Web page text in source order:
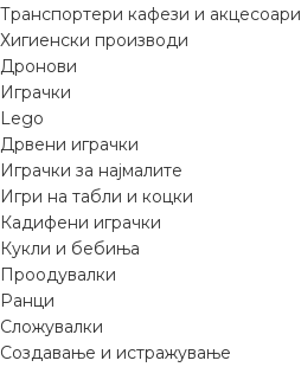
Транспортери кафези и акцесоари
Хигиенски производи
Дронови
Играчки
Lego
Дрвени играчки
Играчки за најмалите
Игри на табли и коцки
Кадифени играчки
Кукли и бебиња
Проодувалки
Ранци
Сложувалки
Создавање и истражување